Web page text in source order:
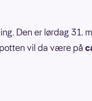
Den er lørdag 31.
vil da være på